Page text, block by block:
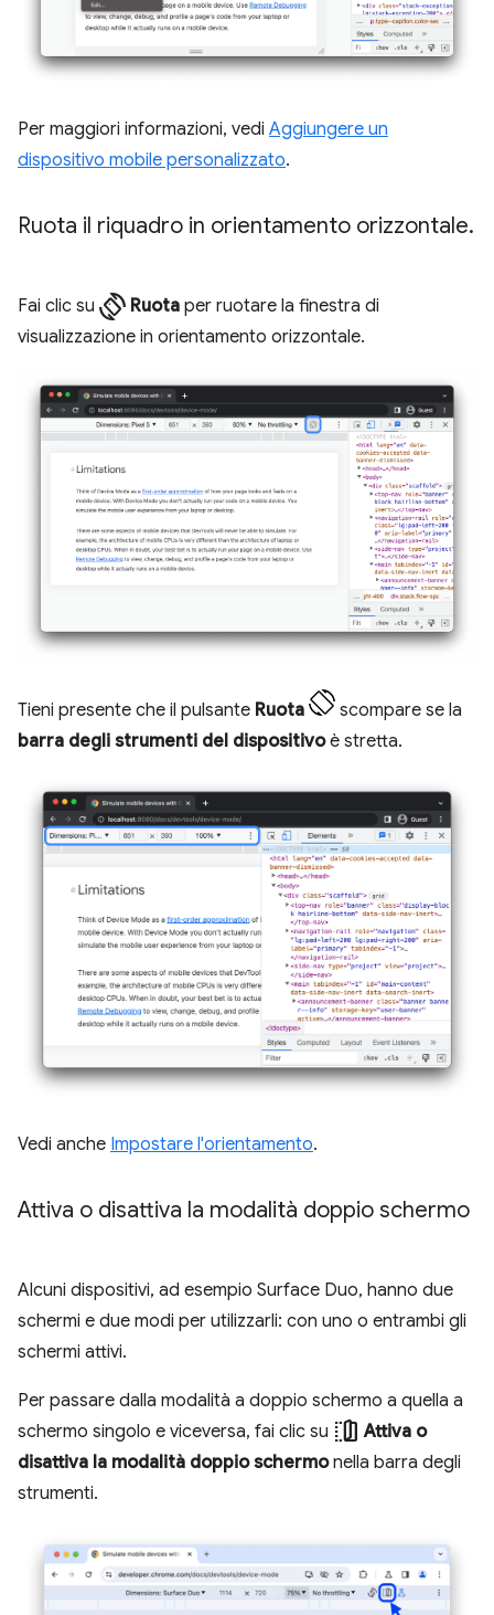
Per maggiori informazioni, vedi Aggiungere un
dispositivo mobile personalizzato.
Ruota il riquadro in orientamento orizzontale.
Fai clic su screen_rotation Ruota per ruotare la finestra di
visualizzazione in orientamento orizzontale.
Tieni presente che il pulsante Ruota
scompare se la
barra degli strumenti del dispositivoè stretta.
Vedi anche Impostare l'orientamento.
Attiva o disattiva la modalità doppio schermo
Alcuni dispositivi, ad esempio Surface Duo, hanno due
schermi e due modi per utilizzarli: con uno o entrambi gli
schermi attivi.
Per passare dalla modalità a doppio schermo a quella a
schermo singolo e viceversa, fai clic su devices_fold Attiva o
disattiva la modalità doppio schermonella barra degli
strumenti.